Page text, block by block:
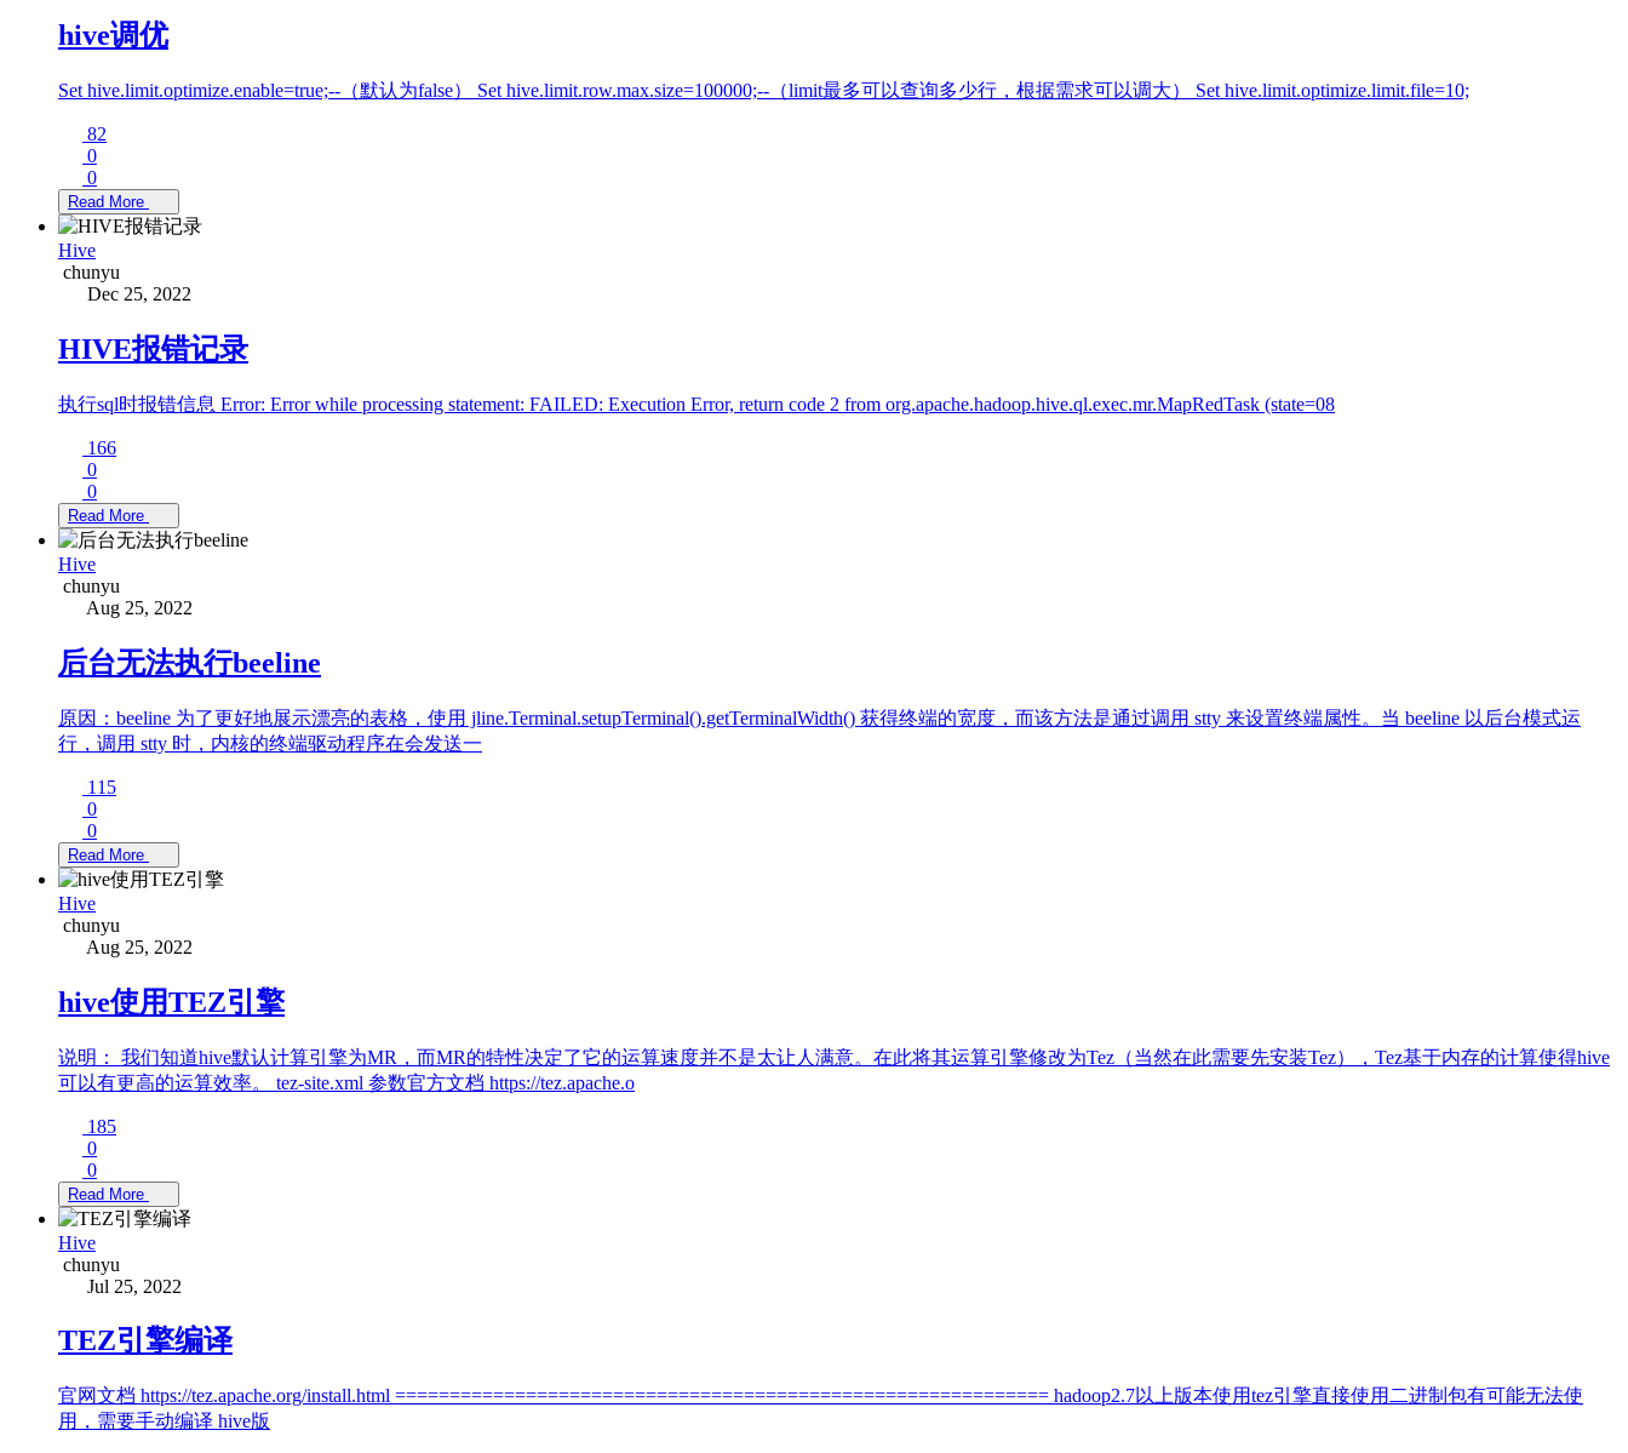
hive调优
Set hive.limit.optimize.enable=true;--（默认为false） Set hive.limit.row.max.size=100000;--（limit最多可以查询多少行，根据需求可以调大） Set hive.limit.optimize.limit.file=10;
82
0
0
Read More
Hive
chunyu
Dec 25, 2022
HIVE报错记录
执行sql时报错信息 Error: Error while processing statement: FAILED: Execution Error, return code 2 from org.apache.hadoop.hive.ql.exec.mr.MapRedTask (state=08
166
0
0
Read More
Hive
chunyu
Aug 25, 2022
后台无法执行beeline
原因：beeline 为了更好地展示漂亮的表格，使用 jline.Terminal.setupTerminal().getTerminalWidth() 获得终端的宽度，而该方法是通过调用 stty 来设置终端属性。当 beeline 以后台模式运
行，调用 stty 时，内核的终端驱动程序在会发送一
115
0
0
Read More
Hive
chunyu
Aug 25, 2022
hive使用TEZ引擎
说明： 我们知道hive默认计算引擎为MR，而MR的特性决定了它的运算速度并不是太让人满意。在此将其运算引擎修改为Tez（当然在此需要先安装Tez），Tez基于内存的计算使得hive
可以有更高的运算效率。 tez-site.xml 参数官方文档 https://tez.apache.o
185
0
0
Read More
Hive
chunyu
Jul 25, 2022
TEZ引擎编译
官网文档 https://tez.apache.org/install.html ============================================================ hadoop2.7以上版本使用tez引擎直接使用二进制包有可能无法使
用，需要手动编译 hive版